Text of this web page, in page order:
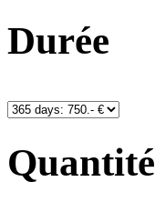
Durée
Quantité